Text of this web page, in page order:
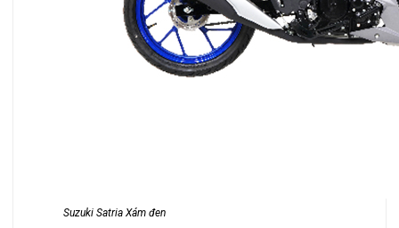
Suzuki Satria Xám đen